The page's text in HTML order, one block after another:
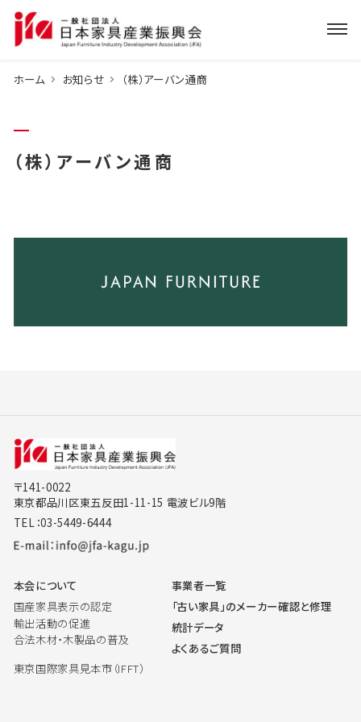
ホーム お知らせ （株）アーバン通商
（株）アーバン通商
〒141-0022
東京都品川区東五反田1-11-15 電波ビル9階
TEL：03-5449-6444
本会について
国産家具表示の認定
輸出活動の促進
合法木材・木製品の普及
東京国際家具見本市（IFFT）
事業者一覧
「古い家具」のメーカー確認と修理
統計データ
よくあるご質問